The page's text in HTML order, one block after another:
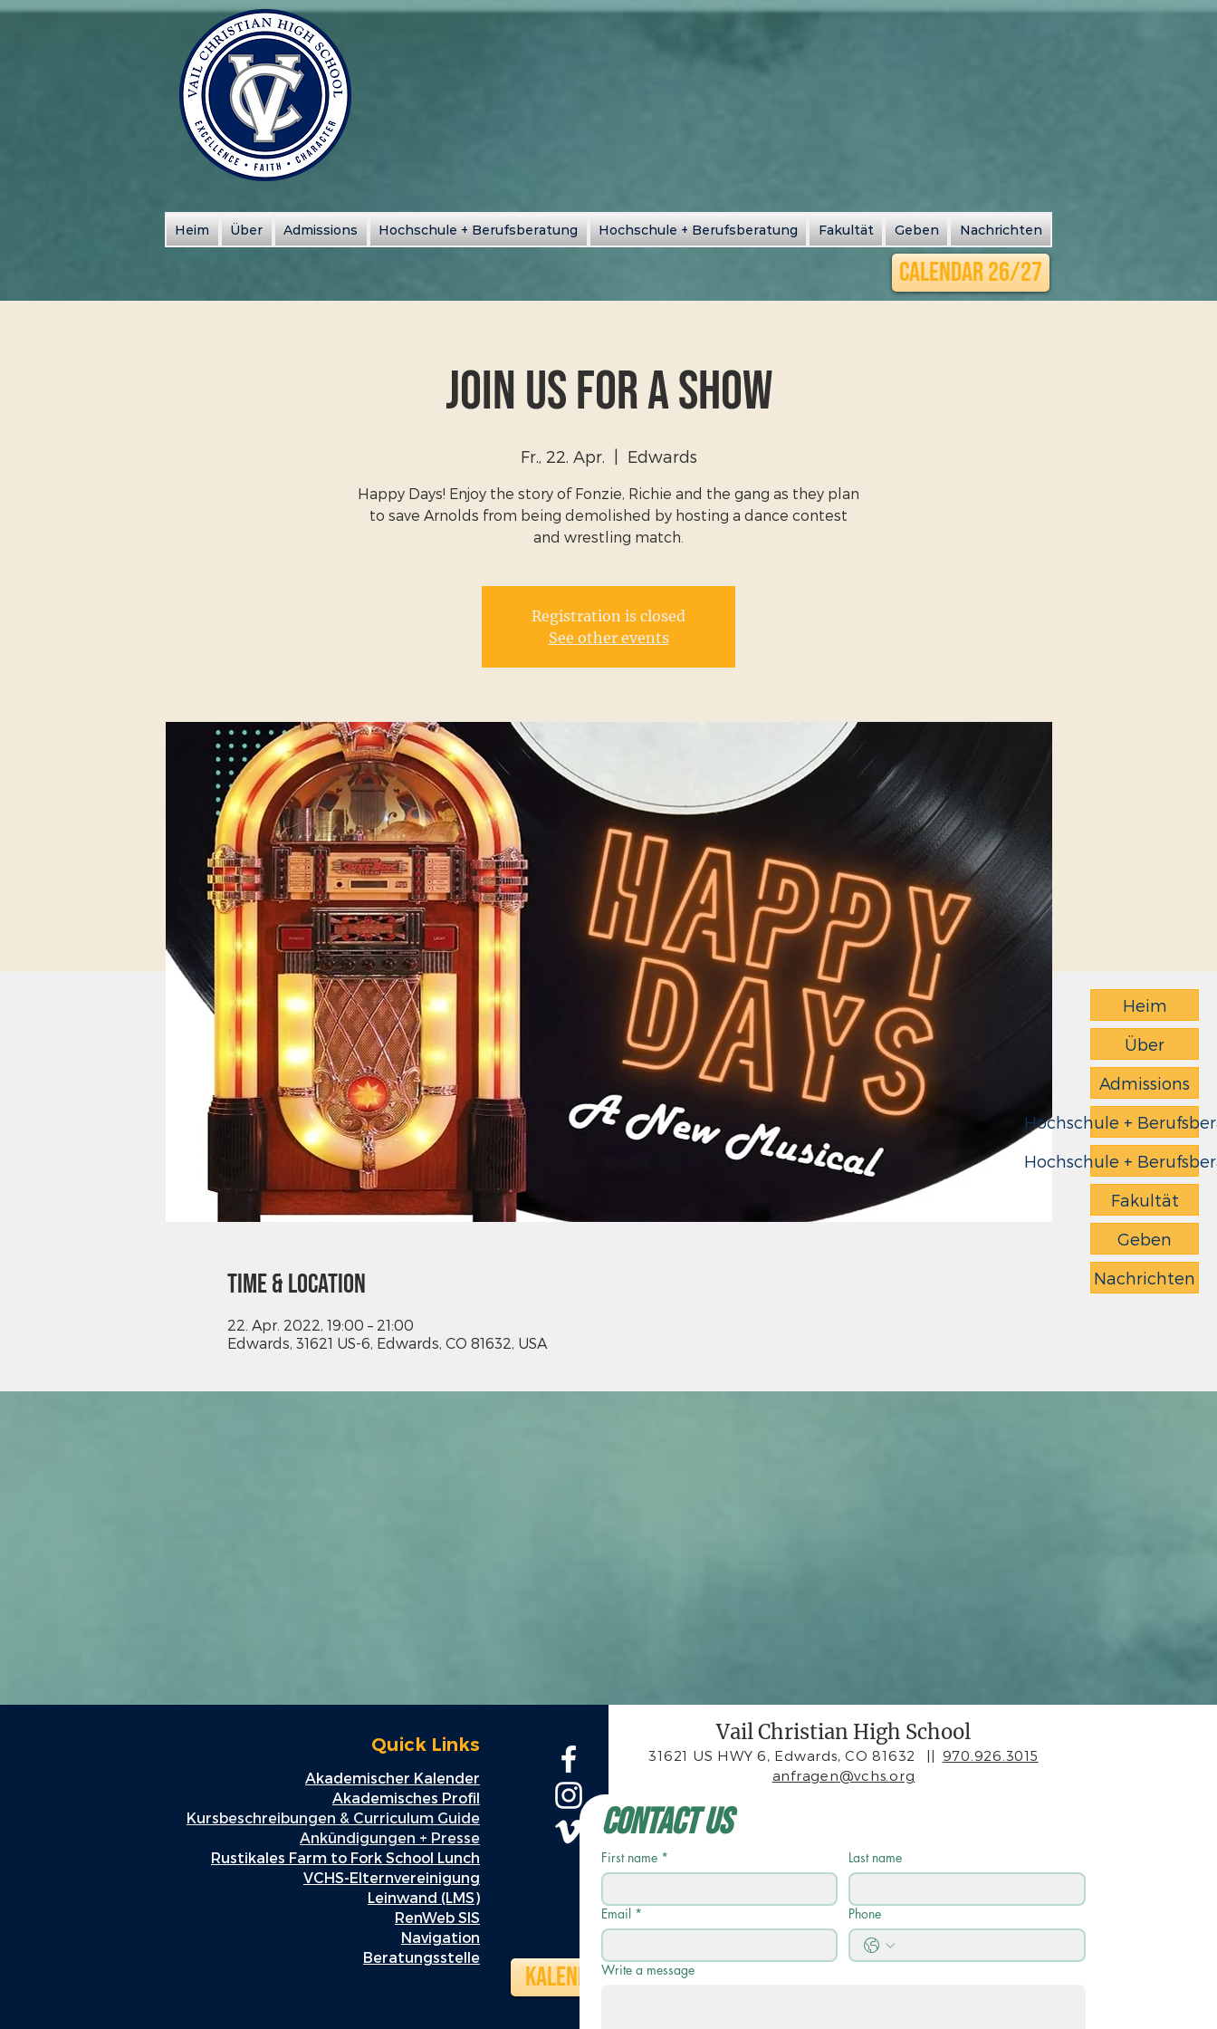
Heim Über Admissions Hochschule + Berufsberatung Hochschule + Berufsberatung Fakultät Geben Nachrichten
Calendar 26/27
Heim
Über
Admissions
Hochschule +
Hochschule +
Fakultät
Geben
Nachrichten
Join Us for a Show
Fr., 22. Apr. Edwards
Happy Days! Enjoy the story of Fonzie, Richie and the gang as they plan
to save Arnolds from being demolished by hosting a dance contest
and wrestling match.
Registration is closed
See other events
Time & Location
22. Apr. 2022, 19:00 – 21:00
Edwards, 31621 US-6, Edwards, CO 81632, USA
Quick Links
Akademischer Kalender
Akademisches Profil
Kursbeschreibungen & Curriculum Guide
Ankündigungen + Presse
Rustikales Farm to Fork School Lunch
VCHS-Elternvereinigung
Leinwand (LMS)
RenWeb SIS
Navigation
Beratungsstelle
Kalender
Vail Christian High School
31621 US HWY 6, Edwards, CO 81632 || 970.926.3015
anfragen@vchs.org
Contact Us
First name * Last name
Email * Phone
Write a message